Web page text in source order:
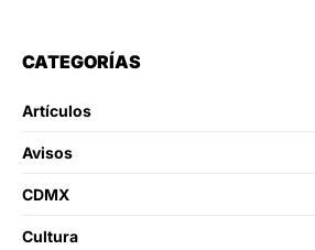
CATEGORÍAS
Artículos
Avisos
CDMX
Cultura